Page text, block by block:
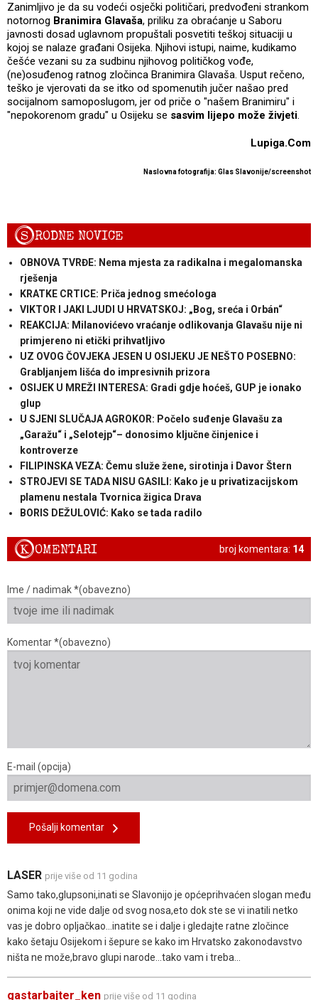
Zanimljivo je da su vodeći osječki političari, predvođeni strankom
notornog Branimira Glavaša, priliku za obraćanje u Saboru
javnosti dosad uglavnom propuštali posvetiti teškoj situaciji u
kojoj se nalaze građani Osijeka. Njihovi istupi, naime, kudikamo
češće vezani su za sudbinu njihovog političkog vođe,
(ne)osuđenog ratnog zločinca Branimira Glavaša. Usput rečeno,
teško je vjerovati da se itko od spomenutih jučer našao pred
socijalnom samoposlugom, jer od priče o "našem Branimiru" i
"nepokorenom gradu" u Osijeku se sasvim lijepo može živjeti.
Lupiga.Com
Naslovna fotografija: Glas Slavonije/screenshot
SRODNE NOVICE
OBNOVA TVRĐE: Nema mjesta za radikalna i megalomanska
rješenja
KRATKE CRTICE: Priča jednog smećologa
VIKTOR I JAKI LJUDI U HRVATSKOJ: „Bog, sreća i Orbán“
REAKCIJA: Milanovićevo vraćanje odlikovanja Glavašu nije ni
primjereno ni etički prihvatljivo
UZ OVOG ČOVJEKA JESEN U OSIJEKU JE NEŠTO POSEBNO:
Grabljanjem lišća do impresivnih prizora
OSIJEK U MREŽI INTERESA: Gradi gdje hoćeš, GUP je ionako
glup
U SJENI SLUČAJA AGROKOR: Počelo suđenje Glavašu za
„Garažu“ i „Selotejp“– donosimo ključne činjenice i
kontroverze
FILIPINSKA VEZA: Čemu služe žene, sirotinja i Davor Štern
STROJEVI SE TADA NISU GASILI: Kako je u privatizacijskom
plamenu nestala Tvornica žigica Drava
BORIS DEŽULOVIĆ: Kako se tada radilo
broj komentara: 14
KOMENTARI
Ime / nadimak *(obavezno)
Komentar *(obavezno)
E-mail (opcija)
Pošalji komentar
LASER prije više od 11 godina
Samo tako,glupsoni,inati se Slavonijo je općeprihvaćen slogan među
onima koji ne vide dalje od svog nosa,eto dok ste se vi inatili netko
vas je dobro opljačkao...inatite se i dalje i gledajte ratne zločince
kako šetaju Osijekom i šepure se kako im Hrvatsko zakonodavstvo
ništa ne može,bravo glupi narode...tako vam i treba...
gastarbajter_ken prije više od 11 godina